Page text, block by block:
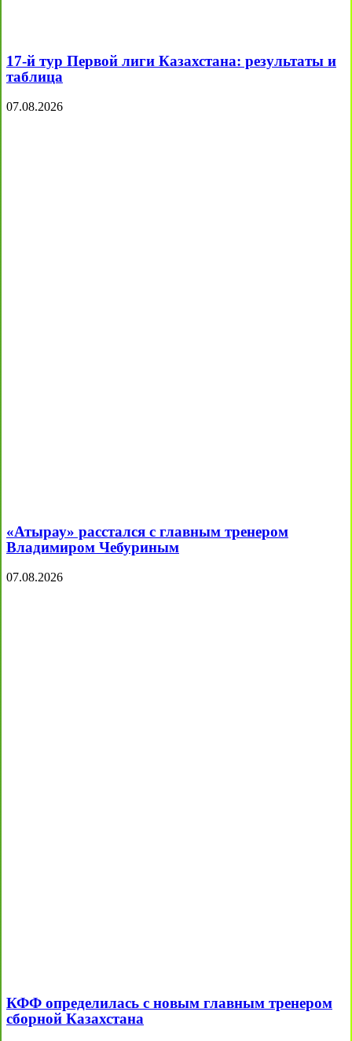
17-й тур Первой лиги Казахстана: результаты и
таблица
07.08.2026
«Атырау» расстался с главным тренером
Владимиром Чебуриным
07.08.2026
КФФ определилась с новым главным тренером
сборной Казахстана